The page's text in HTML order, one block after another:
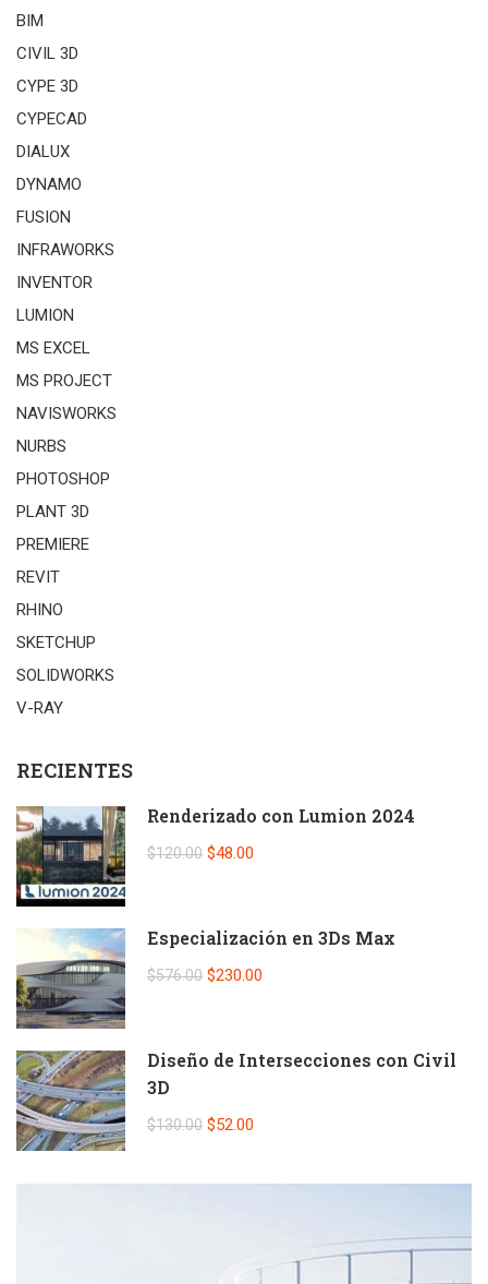
BIM
CIVIL 3D
CYPE 3D
CYPECAD
DIALUX
DYNAMO
FUSION
INFRAWORKS
INVENTOR
LUMION
MS EXCEL
MS PROJECT
NAVISWORKS
NURBS
PHOTOSHOP
PLANT 3D
PREMIERE
REVIT
RHINO
SKETCHUP
SOLIDWORKS
V-RAY
RECIENTES
Renderizado con Lumion 2024
$120.00 $48.00
Especialización en 3Ds Max
$576.00 $230.00
Diseño de Intersecciones con Civil
3D
$130.00 $52.00